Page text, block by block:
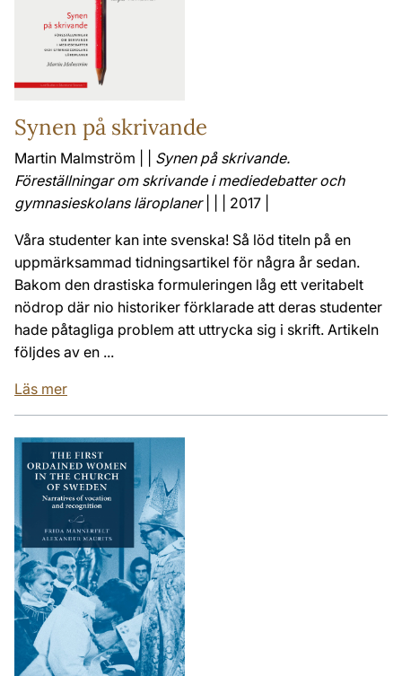
Synen på skrivande
Martin Malmström | | Synen på skrivande.
Föreställningar om skrivande i mediedebatter och
gymnasieskolans läroplaner| | | 2017 |
Våra studenter kan inte svenska! Så löd titeln på en
uppmärksammad tidningsartikel för några år sedan.
Bakom den drastiska formuleringen låg ett veritabelt
nödrop där nio historiker förklarade att deras studenter
hade påtagliga problem att uttrycka sig i skrift. Artikeln
följdes av en ...
Läs mer